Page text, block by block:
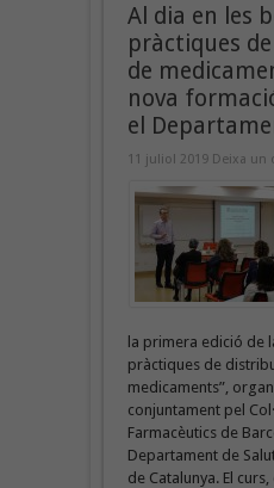
Al dia en les
pràctiques
de
nova
el
11 juliol 2019 Deixa un
la primera edició de
pràctiques de
medicaments”,
conjuntament pel
Farmacèutics de
Departament de
de Catalunya. El